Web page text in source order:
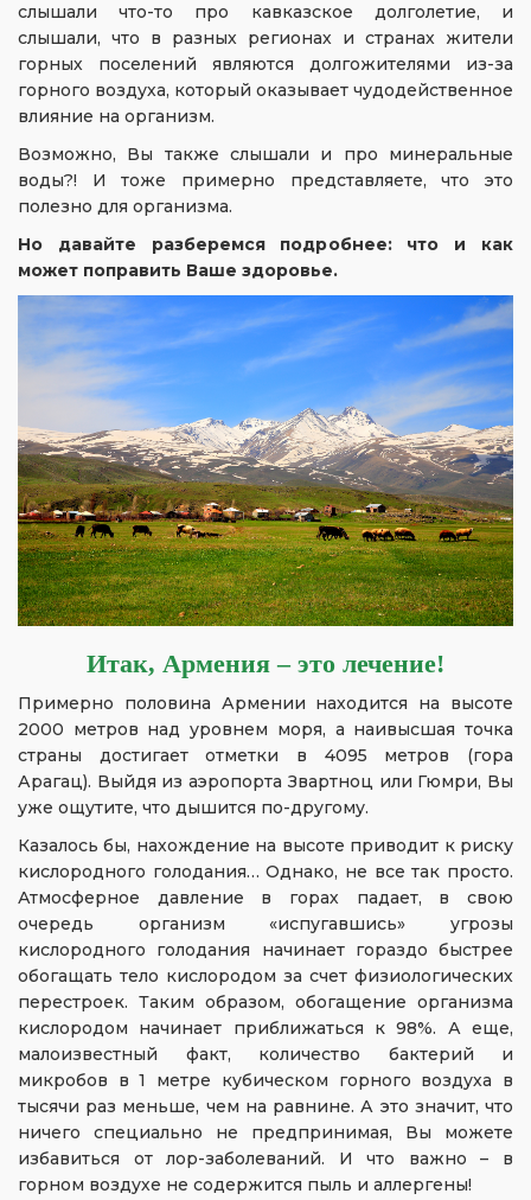
слышали что-то про кавказское долголетие, и
слышали, что в разных регионах и странах жители
горных поселений являются долгожителями из-за
горного воздуха, который оказывает чудодейственное
влияние на организм.
Возможно, Вы также слышали и про минеральные
воды?! И тоже примерно представляете, что это
полезно для организма.
Но давайте разберемся подробнее: что и как
может поправить Ваше здоровье.
Итак, Армения – это лечение!
Примерно половина Армении находится на высоте
2000 метров над уровнем моря, а наивысшая точка
страны достигает отметки в 4095 метров (гора
Арагац). Выйдя из аэропорта Звартноц или Гюмри, Вы
уже ощутите, что дышится по-другому.
Казалось бы, нахождение на высоте приводит к риску
кислородного голодания… Однако, не все так просто.
Атмосферное давление в горах падает, в свою
очередь организм «испугавшись» угрозы
кислородного голодания начинает гораздо быстрее
обогащать тело кислородом за счет физиологических
перестроек. Таким образом, обогащение организма
кислородом начинает приближаться к 98%. А еще,
малоизвестный факт, количество бактерий и
микробов в 1 метре кубическом горного воздуха в
тысячи раз меньше, чем на равнине. А это значит, что
ничего специально не предпринимая, Вы можете
избавиться от лор-заболеваний. И что важно – в
горном воздухе не содержится пыль и аллергены!